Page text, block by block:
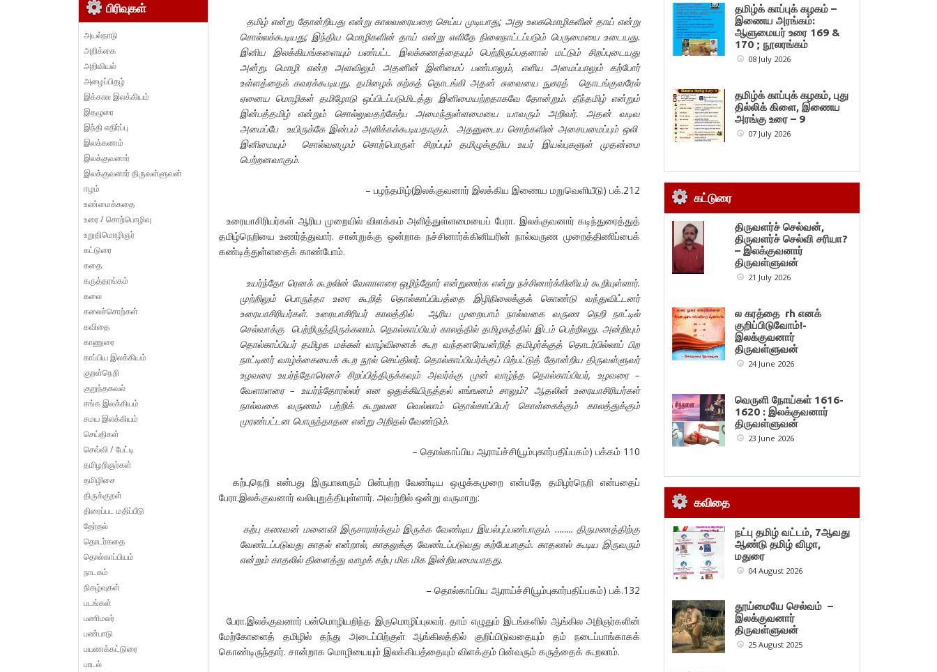
தமிழ் என்று தோன்றியது என்று காலவரையறை செய்ய முடியாது; அது உலகமொழிகளின் தாய் என்று
சொல்லக்கூடியது; இந்திய மொழிகளின் தாய் என்று எளிதே நிலைநாட்டப்படும் பெருமையை உடையது.
இனிய இலக்கியங்களையும் பண்பட்ட இலக்கணத்தையும் பெற்றிருப்பதனால் மட்டும் சிறப்புடையது
அன்று. மொழி என்ற அளவிலும் அதனின் இனிமைப் பண்பாலும், எளிய அமைப்பாலும் கற்போர்
உள்ளத்தைக் கவரக்கூடியது. தமிழைக் கற்கத் தொடங்கி அதன் சுவையை நுகரத் தொடங்குவரேல்
ஏனைய மொழிகள் தமிழோடு ஒப்பிடப்படுமிடத்து இனிமையற்றதாகவே தோன்றும். தீந்தமிழ் என்றும்
இன்பத்தமிழ் என்றும் சொல்லுவதற்கேற்ப அமைந்துள்ளமையை யாவரும் அறிவர். அதன் வடிவ
அமைப்பே உயிருக்கே இன்பம் அளிக்கக்கூடியதாகும். அதனுடைய சொற்களின் அசையமைப்பும் ஒலி
இனிமையும் சொல்வளமும் சொற்பொருள் சிறப்பும் தமிழுக்குரிய உயர் இயல்புகளுள் முதன்மை
பெற்றனவாகும்.
– பழந்தமிழ்(இலக்குவனார் இலக்கிய இணைய மறுவெளியீடு) பக்.212
உரையாசிரியர்கள் ஆரிய முறையில் விளக்கம் அளித்துள்ளமையைப் பேரா. இலக்குவனார் கடிந்துரைத்துத்
தமிழ்நெறியை உணர்த்துவார். சான்றுக்கு ஒன்றாக நச்சினார்க்கினியரின் நால்வருண முறைத்திணிப்பைக்
கண்டித்துள்ளதைக் காண்போம்.
உயர்ந்தோ ரெனக் கூறலின் வேளாளரை ஒழிந்தோர் என்றுணர்க என்று நச்சினார்க்கினியர் கூறியுள்ளார்.
முற்றிலும் பொருந்தா உரை கூறித் தொல்காப்பியத்தை இழிநிலைக்குக் கொண்டு வந்துவிட்டனர்
உரையாசிரியர்கள். உரையாசிரியர் காலத்தில் ஆரிய முறையாம் நால்வகை வருண நெறி நாட்டில்
செல்வாக்கு பெற்றிருந்திருக்கலாம். தொல்காப்பியர் காலத்தில் தமிழகத்தில் இடம் பெற்றிலது. அன்றியும்
தொல்காப்பியர் தமிழக மக்கள் வாழ்வினைக் கூற வந்தனரேயன்றித் தமிழர்க்குத் தொடர்பில்லாப் பிற
நாட்டினர் வாழ்க்கையைக் கூற நூல் செய்திலர். தொல்காப்பியர்க்குப் பிற்பட்டுத் தோன்றிய திருவள்ளுவர்
உழவரை உயர்ந்தோரெனச் சிறப்பித்திருக்கவும் அவர்க்கு முன் வாழ்ந்த தொல்காப்பியர், உழவரை –
வேளாளரை – உயர்ந்தோரல்லர் என ஒதுக்கியிருத்தல் எங்ஙனம் சாலும்? ஆதலின் உரையாசிரியர்கள்
நால்வகை வருணம் பற்றிக் கூறுவன வெல்லாம் தொல்காப்பியர் கொள்கைக்கும் காலத்துக்கும்
முரண்பட்டன பொருந்தாதன என்று அறிதல் வேண்டும்.
– தொல்காப்பிய ஆராய்ச்சி(பூம்புகார்பதிப்பகம்) பக்கம் 110
கற்புநெறி என்பது இருபாலாரும் பின்பற்ற வேண்டிய ஒழுக்கமுறை என்பதே தமிழர்நெறி என்பதைப்
பேரா.இலக்குவனார் வலியுறுத்தியுள்ளார். அவற்றில் ஒன்று வருமாறு:
கற்பு கணவன் மனைவி இருசாரார்க்கும் இருக்க வேண்டிய இயல்புப்பண்பாகும். ……..திருமணத்திற்கு
வேண்டப்படுவது காதல் என்றால், காதலுக்கு வேண்டப்படுவது கற்பேயாகும். காதலால் கூடிய இருவரும்
என்றும் காதலில் திளைத்து வாழக் கற்பு மிக மிக இன்றியமையாதது.
– தொல்காப்பிய ஆராய்ச்சி(பூம்புகார்பதிப்பகம்) பக்.132
பேரா.இலக்குவனார் பன்மொழியறிந்த இருமொழிப்புலவர். தாம் எழுதும் இடங்களில் ஆங்கில அறிஞர்களின்
மேற்கோளைத் தமிழில் தந்து அடைப்பிற்குள் ஆங்கிலத்தில் குறிப்பிடுவதையும் தம் நடைப்பாங்காகக்
கொண்டிருந்தார். சான்றாக மொழியையும் இலக்கியத்தையும் விளக்கும் பின்வரும் கருத்தைக் கூறலாம்.
பிரிவுகள்
அயல்நாடு
அறிக்கை
அறிவியல்
அழைப்பிதழ்
இக்கால இலக்கியம்
இதழுரை
இந்தி எதிர்ப்பு
இலக்கணம்
இலக்குவனார்
இலக்குவனார் திருவள்ளுவன்
ஈழம்
உண்மைக்கதை
உரை / சொற்பொழிவு
உறுதிமொழிஞர்
கட்டுரை
கதை
கருத்தரங்கம்
கலை
கலைச்சொற்கள்
கவிதை
காணுரை
காப்பிய இலக்கியம்
குறள்நெறி
குறுந்தகவல்
சங்க இலக்கியம்
சமய இலக்கியம்
செய்திகள்
செவ்வி / பேட்டி
தமிழறிஞர்கள்
தமிழிசை
திருக்குறள்
திரைப்பட மதிப்பீடு
தேர்தல்
தொடர்கதை
தொல்காப்பியம்
நாடகம்
நிகழ்வுகள்
படங்கள்
பணிமலர்
பண்பாடு
பயணக்கட்டுரை
பாடல்
தமிழ்க் காப்புக் கழகம் –
இணைய அரங்கம்:
ஆளுமையர் உரை 169 &
170 ; நூலரங்கம்
08 July 2026
தமிழ்க் காப்புக் கழகம், புது
தில்லிக் கிளை, இணைய
அரங்கு உரை – 9
07 July 2026
கட்டுரை
திருவளர்ச் செல்வன்,
திருவளர்ச் செல்வி சரியா?
– இலக்குவனார்
திருவள்ளுவன்
21 July 2026
ல கரத்தை rh எனக்
குறிப்பிடுவோம்!-
இலக்குவனார்
திருவள்ளுவன்
24 June 2026
வெருளி நோய்கள் 1616-
1620 : இலக்குவனார்
திருவள்ளுவன்
23 June 2026
கவிதை
நட்பு தமிழ் வட்டம், 7ஆவது
ஆண்டு தமிழ் விழா,
மதுரை
04 August 2026
தூய்மையே செல்வம் –
இலக்குவனார்
திருவள்ளுவன்
25 August 2025